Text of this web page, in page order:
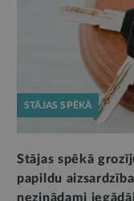
STĀJAS SPĒKĀ
Stājas spēkā
papildu
nezinādami